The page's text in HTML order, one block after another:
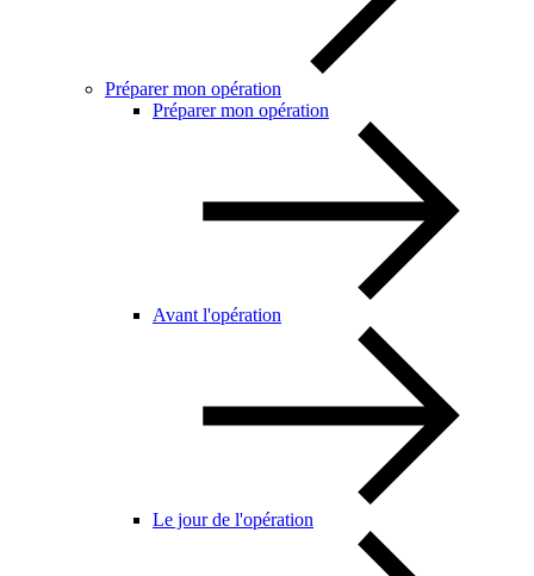
Préparer mon opération
Préparer mon opération
Avant l'opération
Le jour de l'opération